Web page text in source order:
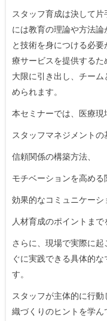
スタッフ育成は決して
には教育の理論や方法
と技術を身につける必
療サービスを提供する
大限に引き出し、チー
められます。
本セミナーでは、医療現
スタッフマネジメントの
信頼関係の構築方法、
モチベーションを高める
効果的なコミュニケーシ
人材育成のポイントまで
さらに、現場で実際に
ぐに実践できる具体的
す。
スタッフが主体的に行
織づくりのヒントを学ん